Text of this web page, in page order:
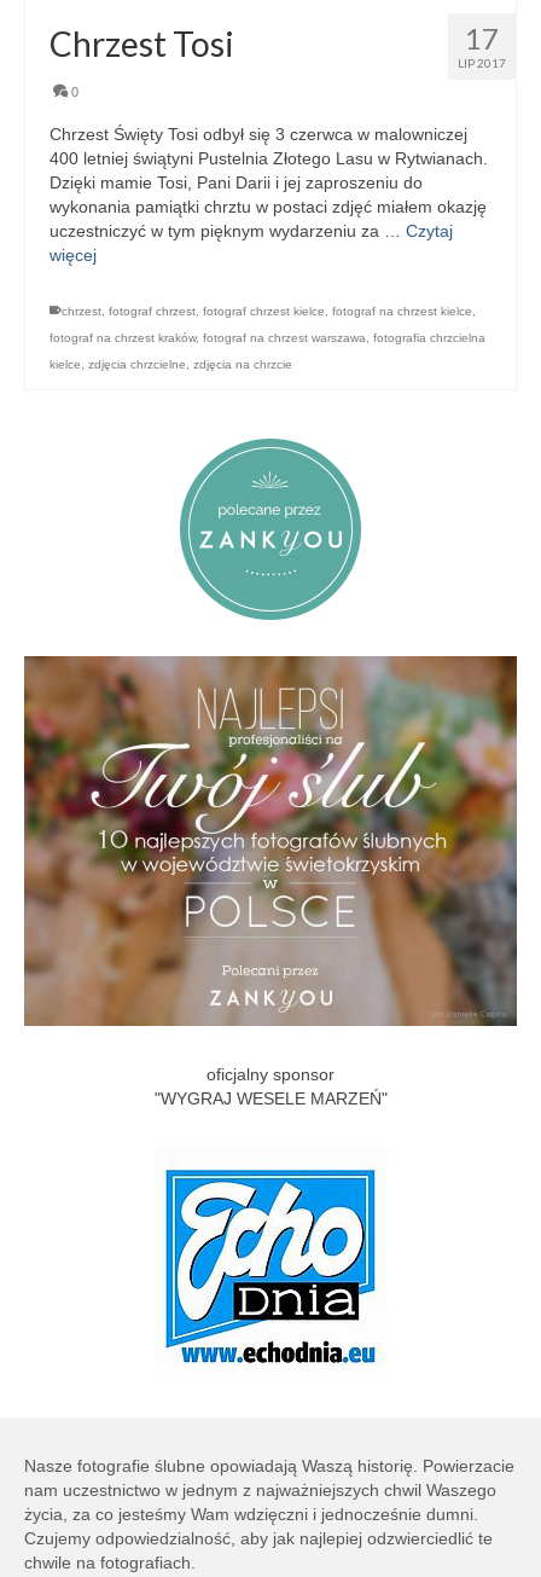
17
LIP 2017
Chrzest Tosi
0
Chrzest Święty Tosi odbył się 3 czerwca w malowniczej
400 letniej świątyni Pustelnia Złotego Lasu w Rytwianach.
Dzięki mamie Tosi, Pani Darii i jej zaproszeniu do
wykonania pamiątki chrztu w postaci zdjęć miałem okazję
uczestniczyć w tym pięknym wydarzeniu za … Czytaj
więcej
chrzest, fotograf chrzest, fotograf chrzest kielce, fotograf na chrzest kielce,
fotograf na chrzest kraków, fotograf na chrzest warszawa, fotografia chrzcielna
kielce, zdjęcia chrzcielne, zdjęcia na chrzcie
oficjalny sponsor
"WYGRAJ WESELE MARZEŃ"
Nasze fotografie ślubne opowiadają Waszą historię. Powierzacie
nam uczestnictwo w jednym z najważniejszych chwil Waszego
życia, za co jesteśmy Wam wdzięczni i jednocześnie dumni.
Czujemy odpowiedzialność, aby jak najlepiej odzwierciedlić te
chwile na fotografiach.